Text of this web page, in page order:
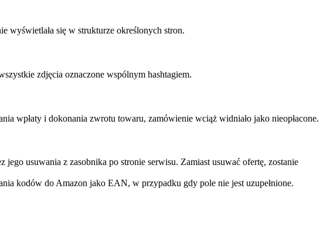
wyświetlała się w strukturze określonych stron.
zdjęcia oznaczone wspólnym hashtagiem.
wpłaty i dokonania zwrotu towaru, zamówienie wciąż widniało jako nieopłacone.
usuwania z zasobnika po stronie serwisu. Zamiast usuwać ofertę, zostanie
kodów do Amazon jako EAN, w przypadku gdy pole nie jest uzupełnione.